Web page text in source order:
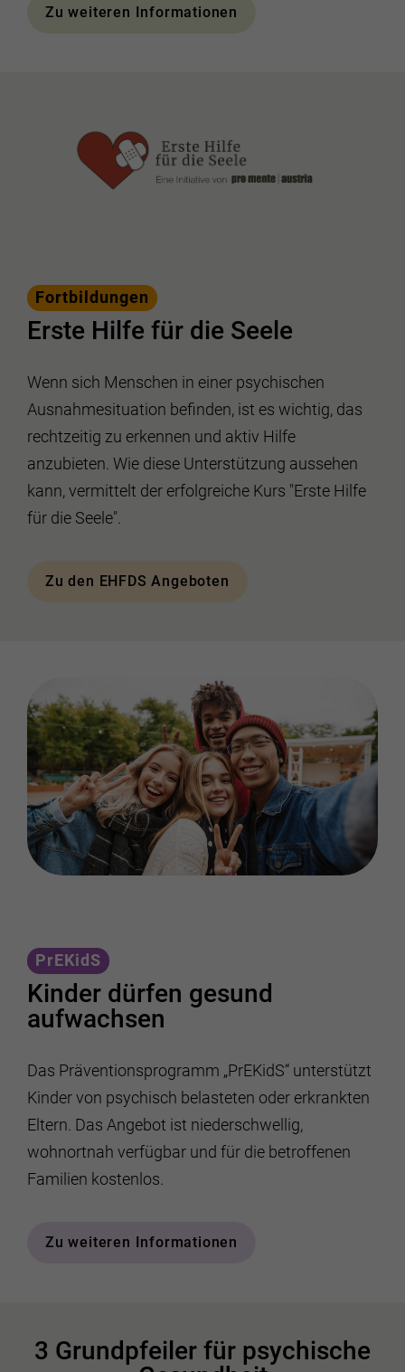
Zu weiteren Informationen
Fortbildungen
Erste Hilfe für die Seele
Wenn sich Menschen in einer psychischen
Ausnahmesituation befinden, ist es wichtig, das
rechtzeitig zu erkennen und aktiv Hilfe
anzubieten. Wie diese Unterstützung aussehen
kann, vermittelt der erfolgreiche Kurs "Erste Hilfe
für die Seele".
Zu den EHFDS Angeboten
PrEKidS
Kinder dürfen gesund
aufwachsen
Das Präventionsprogramm „PrEKidS“ unterstützt
Kinder von psychisch belasteten oder erkrankten
Eltern. Das Angebot ist niederschwellig,
wohnortnah verfügbar und für die betroffenen
Familien kostenlos.
Zu weiteren Informationen
3 Grundpfeiler für psychische